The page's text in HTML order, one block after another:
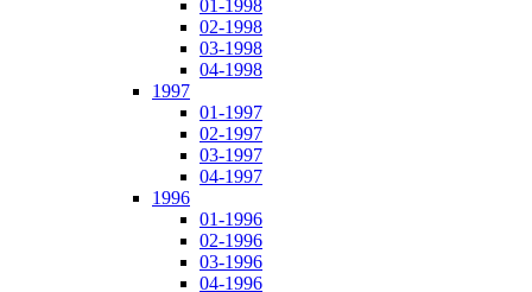
01-1998
02-1998
03-1998
04-1998
1997
01-1997
02-1997
03-1997
04-1997
1996
01-1996
02-1996
03-1996
04-1996